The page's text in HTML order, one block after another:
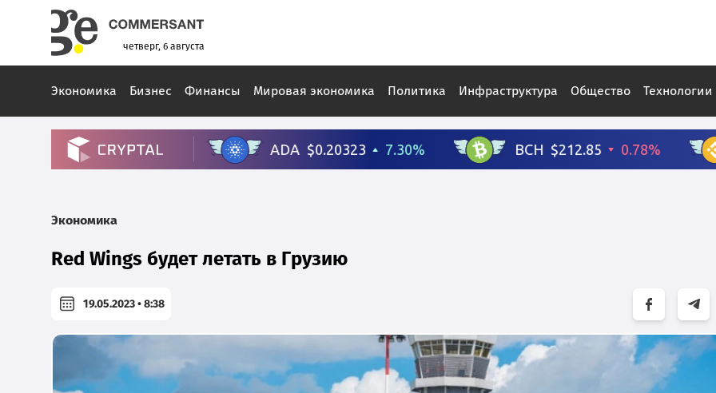
четверг, 6 августа
Экономика Бизнес Финансы Мировая экономика Политика Инфраструктура Общество Технологии
Экономика
Red Wings будет летать в Грузию
19.05.2023 • 8:38